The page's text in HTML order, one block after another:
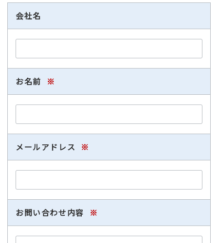
会社名
お名前 ※
メールアドレス ※
お問い合わせ内容 ※